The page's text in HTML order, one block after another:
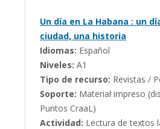
Un día en La Habana : un
ciudad, una historia
Idiomas: Español
Niveles: A1
Tipo de recurso: Revistas /
Soporte: Material impreso
Puntos CraaL)
Actividad: Lectura de textos